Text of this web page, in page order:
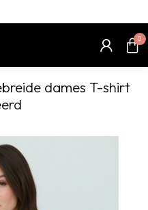
0
T-shirt in het lichtblauw
dames T-shirt